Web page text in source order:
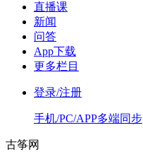
直播课
新闻
问答
App下载
更多栏目
登录/注册
手机/PC/APP多端同步
古筝网